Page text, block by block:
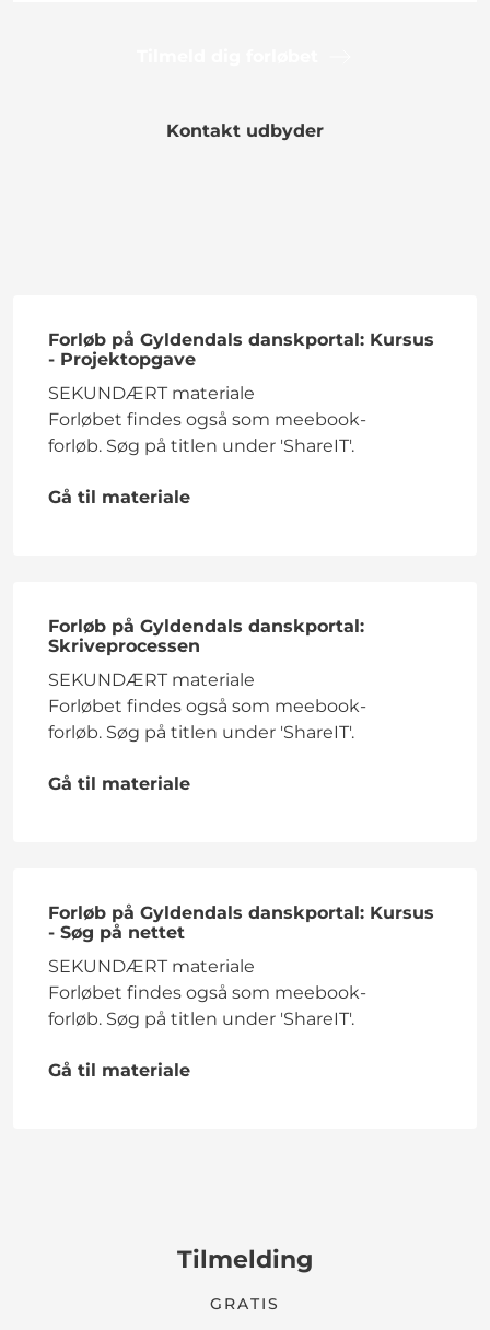
Kontakt udbyder
Forløb på Gyldendals danskportal: Kursus
- Projektopgave
SEKUNDÆRT materiale
Forløbet findes også som meebook-
forløb. Søg på titlen under 'ShareIT'.
Gå til materiale
Forløb på Gyldendals danskportal:
Skriveprocessen
SEKUNDÆRT materiale
Forløbet findes også som meebook-
forløb. Søg på titlen under 'ShareIT'.
Gå til materiale
Forløb på Gyldendals danskportal: Kursus
- Søg på nettet
SEKUNDÆRT materiale
Forløbet findes også som meebook-
forløb. Søg på titlen under 'ShareIT'.
Gå til materiale
Tilmelding
GRATIS